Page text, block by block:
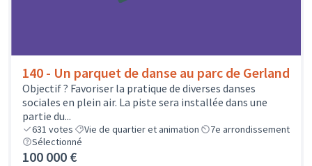
140 - Un parquet de danse au parc de Gerland
Objectif ? Favoriser la pratique de diverses danses
sociales en plein air. La piste sera installée dans une
partie du...
631 votes Vie de quartier et animation
7e arrondissement
Sélectionné
100 000 €